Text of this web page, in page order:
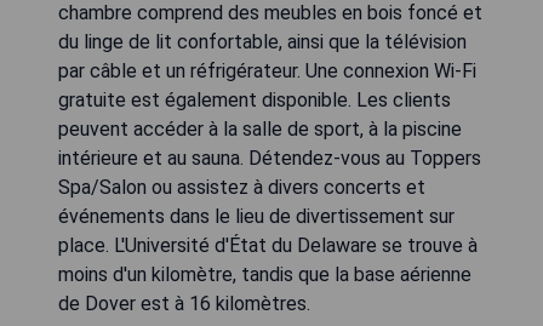
chambre comprend des meubles en bois foncé et
du linge de lit confortable, ainsi que la télévision
par câble et un réfrigérateur. Une connexion Wi-Fi
gratuite est également disponible. Les clients
peuvent accéder à la salle de sport, à la piscine
intérieure et au sauna. Détendez-vous au Toppers
Spa/Salon ou assistez à divers concerts et
événements dans le lieu de divertissement sur
place. L'Université d'État du Delaware se trouve à
moins d'un kilomètre, tandis que la base aérienne
de Dover est à 16 kilomètres.